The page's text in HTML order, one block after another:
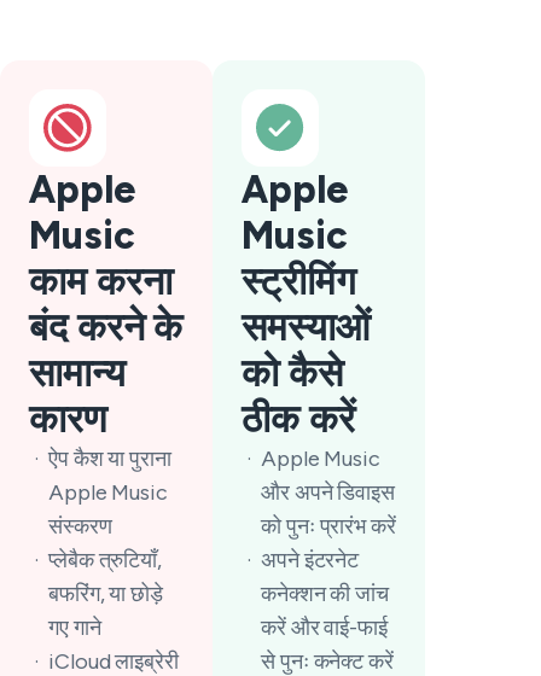
Apple
Music
काम करना
बंद करने के
सामान्य
कारण
ऐप कैश या पुराना
Apple Music
संस्करण
प्लेबैक त्रुटियाँ,
बफरिंग, या छोड़े
गए गाने
iCloud लाइब्रेरी
Apple
Music
स्ट्रीमिंग
समस्याओं
को कैसे
ठीक करें
Apple Music
और अपने डिवाइस
को पुनः प्रारंभ करें
अपने इंटरनेट
कनेक्शन की जांच
करें और वाई-फाई
से पुनः कनेक्ट करें